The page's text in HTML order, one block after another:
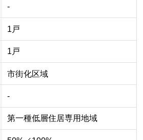
-
1戸
1戸
市街化区域
-
第一種低層住居専用地域